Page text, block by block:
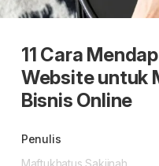
Fulfillment
Korporasi
Daftar jadi Mitra
Lacak pendaftaran Mitra
Promo terbaru
Info seller
Info mitra
Informasi lain
Dangerous Goods
Karantina
Klaim
Indonesia
Indonesia
ID
11 Cara
Website untuk
Bisnis Online
Penulis
Maftukhatus Sakiinah